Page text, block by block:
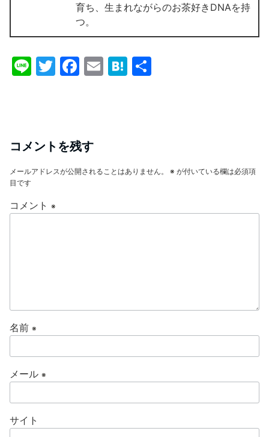
育ち、生まれながらのお茶好きDNAを持
つ。
Li T
F
b
o
o
E
H
コメントを残す
メールアドレスが公開されることはありません。 ※ が付いている欄は必須項
目です
コメント ※
名前 ※
メール ※
サイト